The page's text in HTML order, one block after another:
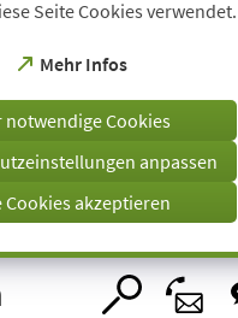
Seite Cookies verwendet.
Mehr Infos
(Öffnet
einem
Tab)
notwendige Cookies
anpassen
Cookies akzeptieren